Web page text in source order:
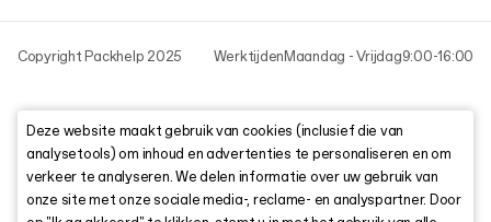
Copyright Packhelp 2025 WerktijdenMaandag - Vrijdag9:00-16:00
Deze website maakt gebruik van cookies (inclusief die van
analysetools) om inhoud en advertenties te personaliseren en om
verkeer te analyseren. We delen informatie over uw gebruik van
onze site met onze sociale media-, reclame- en analyspartner. Door